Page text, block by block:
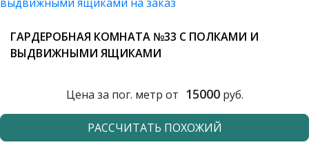
ГАРДЕРОБНАЯ КОМНАТА №33 С ПОЛКАМИ И
ВЫДВИЖНЫМИ ЯЩИКАМИ
Цена за пог. метр от 15000руб.
РАССЧИТАТЬ ПОХОЖИЙ